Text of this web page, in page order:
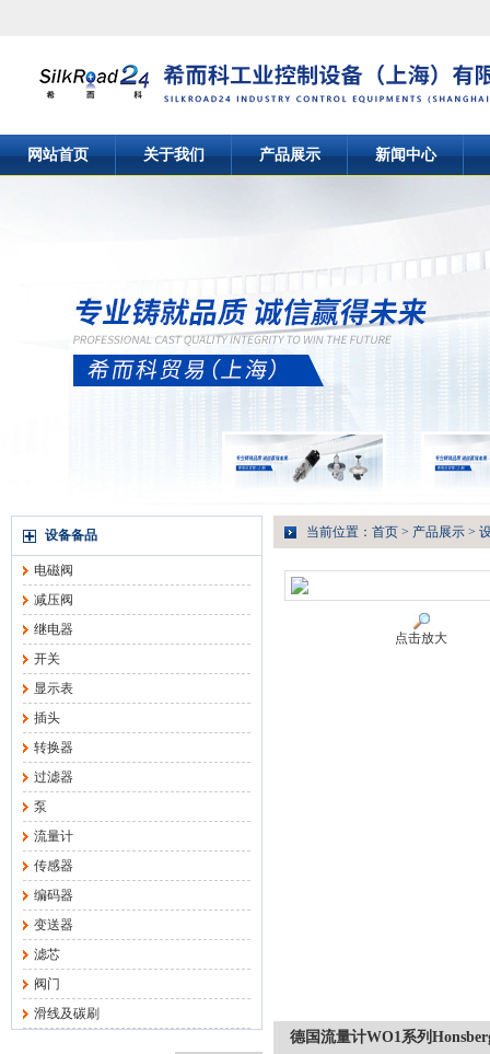
网站首页 关于我们 产品展示 新闻中心
设备备品
电磁阀
减压阀
继电器
开关
显示表
插头
转换器
过滤器
泵
流量计
传感器
编码器
变送器
滤芯
阀门
滑线及碳刷
当前位置： 首页 > 产品展示 >
点击放大
德国流量计WO1系列